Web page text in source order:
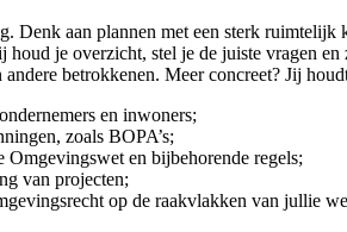
Denk aan plannen met een sterk
je overzicht, stel je de juiste vragen
betrokkenen. Meer concreet? Jij
en inwoners;
zoals BOPA’s;
en bijbehorende regels;
van projecten;
op de raakvlakken van jullie